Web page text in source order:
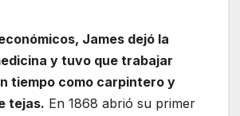
James dejó la
y tuvo que trabajar
tiempo como carpintero y
tejas. En 1868 abrió su primer